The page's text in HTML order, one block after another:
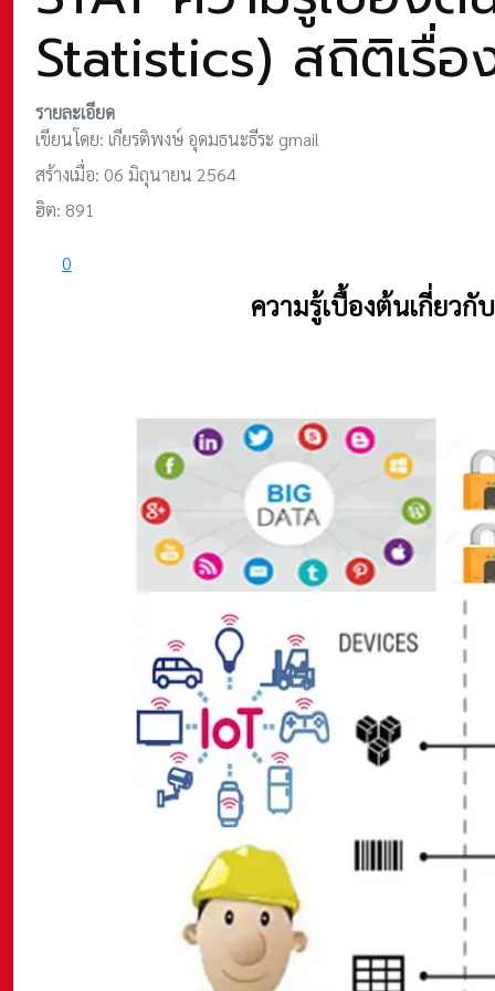
Statistics) สถิติเรื่
รายละเอียด
เขียนโดย: เกียรติพงษ์ อุดมธนะธีระ gmail
สร้างเมื่อ: 06 มิถุนายน 2564
ฮิต: 891
0
ความรู้เบื้องต้นเกี่ยว